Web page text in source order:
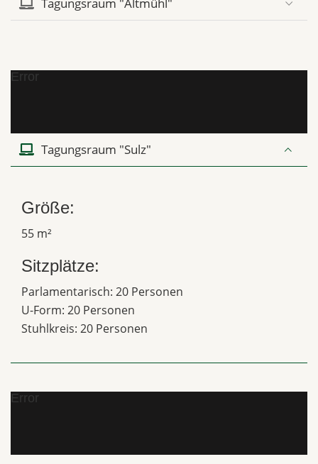
Error
Tagungsraum "Sulz"
Größe:
55 m²
Sitzplätze:
Parlamentarisch: 20 Personen
U-Form: 20 Personen
Stuhlkreis: 20 Personen
Error